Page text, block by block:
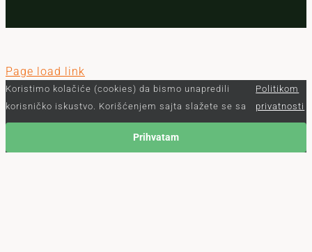
Page load link
Koristimo kolačiće (cookies) da bismo unapredili
korisničko iskustvo. Korišćenjem sajta slažete se sa
Politikom
privatnosti
Prihvatam